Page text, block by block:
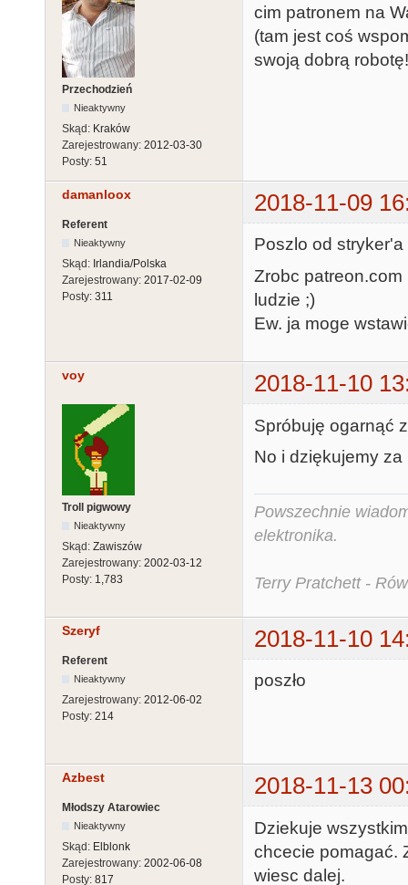
Przechodzień
Nieaktywny
Skąd: Kraków
Zarejestrowany: 2012-03-30
Posty: 51
cim patronem na
(tam jest coś
swoją dobrą
damanloox 2018-11-09
Referent
Nieaktywny
Skąd: Irlandia/Polska
Zarejestrowany: 2017-02-09
Posty: 311
Poszlo od
Zrobc patreon.com
ludzie ;)
Ew. ja moge
voy 2018-11-10
Troll pigwowy
Nieaktywny
Skąd: Zawiszów
Zarejestrowany: 2002-03-12
Posty: 1,783
Spróbuję ogarnąć
No i dziękujemy za
Powszechnie
elektronika.
Terry Pratchett -
Szeryf 2018-11-10
Referent
Nieaktywny
Zarejestrowany: 2012-06-02
Posty: 214
poszło
Azbest 2018-11-13
Młodszy Atarowiec
Nieaktywny
Skąd: Elblonk
Zarejestrowany: 2002-06-08
Posty: 817
Dziekuje
chcecie pomagać.
wiesc dalej.